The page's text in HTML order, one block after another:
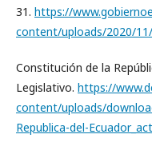
31. https://
content/uploads/2020/
Constitución de la
Legislativo. https://
content/uploads/
Republica-del-